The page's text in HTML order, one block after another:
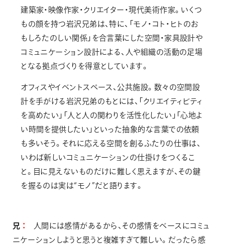
建築家・映像作家・クリエイター・現代美術作家。いくつ
もの顔を持つ岩沢兄弟は、特に、「モノ・コト・ヒトのお
もしろたのしい関係」を合言葉にした空間・家具設計や
コミュニケーション設計による、人や組織の活動の足場
となる拠点づくりを得意としています。
オフィスやイベントスペース、公共施設。数々の空間設
計を手がける岩沢兄弟のもとには、「クリエイティビティ
を高めたい」「人と人の関わりを活性化したい」「心地よ
い時間を提供したい」といった抽象的な言葉での依頼
も多いそう。それに応える空間を創るふたりの仕事は、
いわば新しいコミュニケーションの仕掛けをつくるこ
と。目に見えないものだけに難しく思えますが、その鍵
を握るのは実は“モノ”だと語ります。
兄
人間には感情があるから、その感情をベースにコミュ
ニケーションしようと思うと複雑すぎて難しい。だったら感